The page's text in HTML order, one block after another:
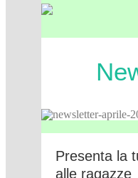
Presenta la
alle ragazze